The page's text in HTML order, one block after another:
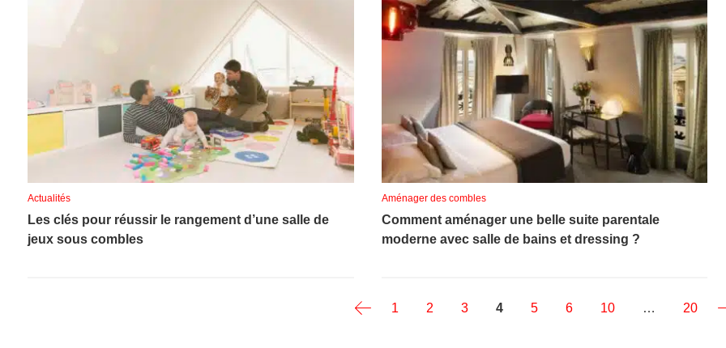
Actualités
Les clés pour réussir le rangement d’une salle de
jeux sous combles
Aménager des combles
Comment aménager une belle suite parentale
moderne avec salle de bains et dressing ?
1 2 3 4 5 6 10 … 20